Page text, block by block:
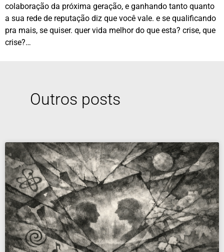
colaboração da próxima geração, e ganhando tanto quanto
a sua rede de reputação diz que você vale. e se qualificando
pra mais, se quiser. quer vida melhor do que esta? crise, que
crise?…
Outros posts